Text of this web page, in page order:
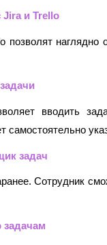
Jira и Trello
вводить
задач
Сотрудник
задачам